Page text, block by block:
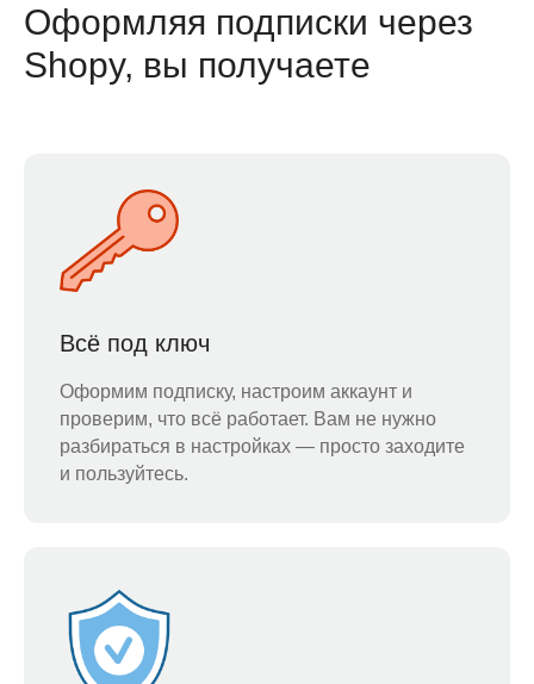
Оформляя подписки через
Shopy, вы получаете
Всё под ключ
Оформим подписку, настроим аккаунт и
проверим, что всё работает. Вам не нужно
разбираться в настройках — просто заходите
и пользуйтесь.